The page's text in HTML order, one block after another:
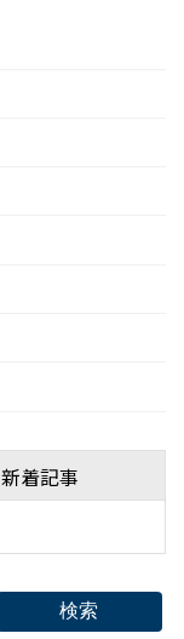
新着記事
検索